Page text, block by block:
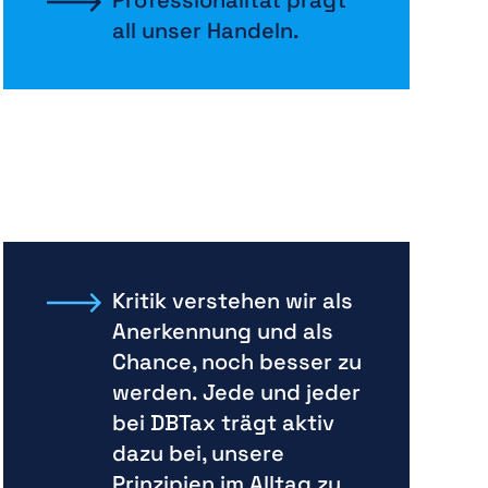
all unser Handeln.
Kritik verstehen wir als
Anerkennung und als
Chance, noch besser zu
werden. Jede und jeder
bei DBTax trägt aktiv
dazu bei, unsere